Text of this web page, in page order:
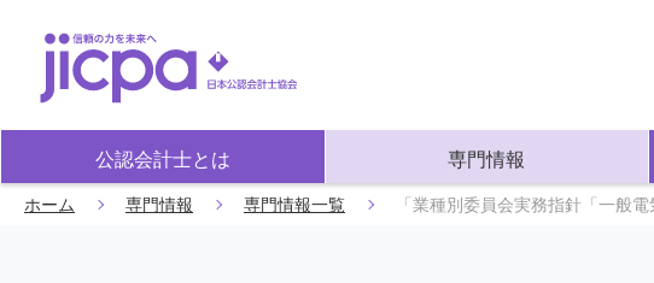
公認会計士とは 専門情報
ホーム 専門情報 専門情報一覧 「業種別委員会実務指針「一般